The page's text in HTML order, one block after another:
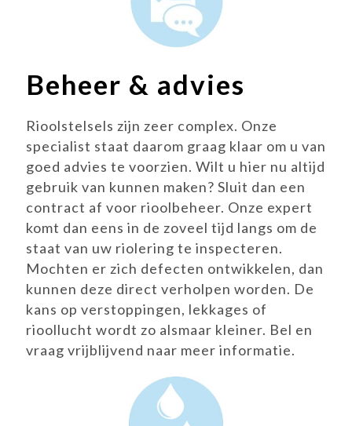
Beheer & advies
Rioolstelsels zijn zeer complex. Onze
specialist staat daarom graag klaar om u van
goed advies te voorzien. Wilt u hier nu altijd
gebruik van kunnen maken? Sluit dan een
contract af voor rioolbeheer. Onze expert
komt dan eens in de zoveel tijd langs om de
staat van uw riolering te inspecteren.
Mochten er zich defecten ontwikkelen, dan
kunnen deze direct verholpen worden. De
kans op verstoppingen, lekkages of
rioollucht wordt zo alsmaar kleiner. Bel en
vraag vrijblijvend naar meer informatie.